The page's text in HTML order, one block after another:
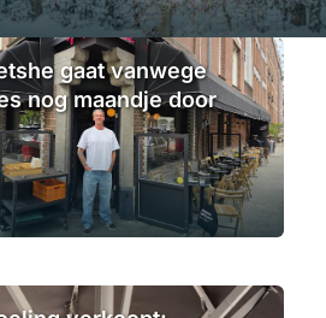
gaat vanwege
nog maandje door